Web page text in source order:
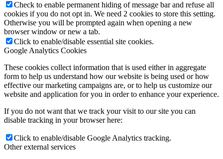
Check to enable permanent hiding of message bar and refuse all
cookies if you do not opt in. We need 2 cookies to store this setting.
Otherwise you will be prompted again when opening a new
browser window or new a tab.
Click to enable/disable essential site cookies.
Google Analytics Cookies
These cookies collect information that is used either in aggregate
form to help us understand how our website is being used or how
effective our marketing campaigns are, or to help us customize our
website and application for you in order to enhance your experience.
If you do not want that we track your visit to our site you can
disable tracking in your browser here:
Click to enable/disable Google Analytics tracking.
Other external services